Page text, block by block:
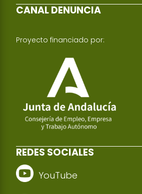
CANAL DENUNCIA
Proyecto financiado por:
REDES SOCIALES
YouTube